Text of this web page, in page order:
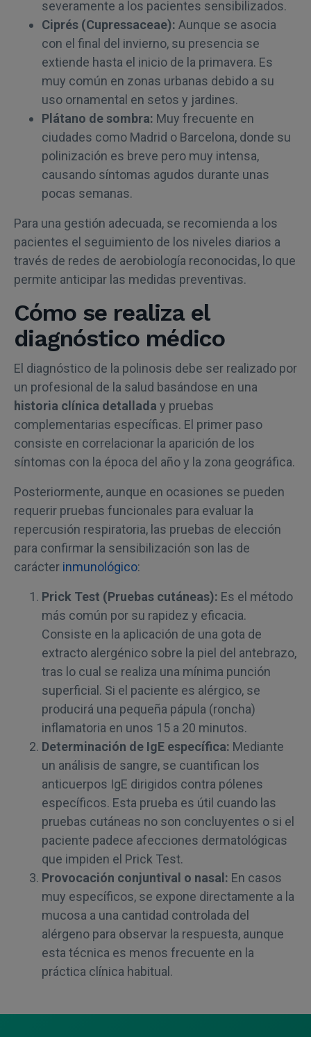
severamente a los pacientes sensibilizados.
Ciprés (Cupressaceae): Aunque se asocia
con el final del invierno, su presencia se
extiende hasta el inicio de la primavera. Es
muy común en zonas urbanas debido a su
uso ornamental en setos y jardines.
Plátano de sombra: Muy frecuente en
ciudades como Madrid o Barcelona, donde su
polinización es breve pero muy intensa,
causando síntomas agudos durante unas
pocas semanas.
Para una gestión adecuada, se recomienda a los
pacientes el seguimiento de los niveles diarios a
través de redes de aerobiología reconocidas, lo que
permite anticipar las medidas preventivas.
Cómo se realiza el
diagnóstico médico
El diagnóstico de la polinosis debe ser realizado por
un profesional de la salud basándose en una
historia clínica detallada y pruebas
complementarias específicas. El primer paso
consiste en correlacionar la aparición de los
síntomas con la época del año y la zona geográfica.
Posteriormente, aunque en ocasiones se pueden
requerir pruebas funcionales para evaluar la
repercusión respiratoria, las pruebas de elección
para confirmar la sensibilización son las de
carácter inmunológico:
Prick Test (Pruebas cutáneas): Es el método
más común por su rapidez y eficacia.
Consiste en la aplicación de una gota de
extracto alergénico sobre la piel del antebrazo,
tras lo cual se realiza una mínima punción
superficial. Si el paciente es alérgico, se
producirá una pequeña pápula (roncha)
inflamatoria en unos 15 a 20 minutos.
Determinación de IgE específica: Mediante
un análisis de sangre, se cuantifican los
anticuerpos IgE dirigidos contra pólenes
específicos. Esta prueba es útil cuando las
pruebas cutáneas no son concluyentes o si el
paciente padece afecciones dermatológicas
que impiden el Prick Test.
Provocación conjuntival o nasal: En casos
muy específicos, se expone directamente a la
mucosa a una cantidad controlada del
alérgeno para observar la respuesta, aunque
esta técnica es menos frecuente en la
práctica clínica habitual.